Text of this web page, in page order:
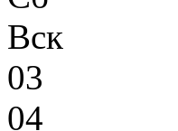
Вск
03
04